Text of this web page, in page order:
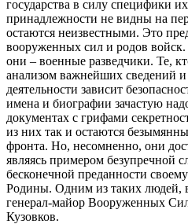
государства в силу специфики
принадлежности не видны на
остаются неизвестными. Это
вооруженных сил и родов
они – военные разведчики. Те,
анализом важнейших сведений
деятельности зависит
имена и биографии зачастую
документах с грифами
из них так и остаются
фронта. Но, несомненно, они
являясь примером безупречной
бесконечной преданности
Родины. Одним из таких людей,
генерал-майор Вооруженных
Кузовков.